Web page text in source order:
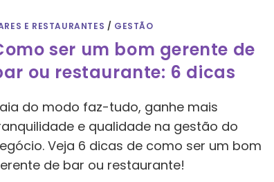
E RESTAURANTES / GESTÃO
ser um bom gerente de
ou restaurante: 6 dicas
do modo faz-tudo, ganhe mais
e qualidade na gestão do
Veja 6 dicas de como ser um bom
de bar ou restaurante!